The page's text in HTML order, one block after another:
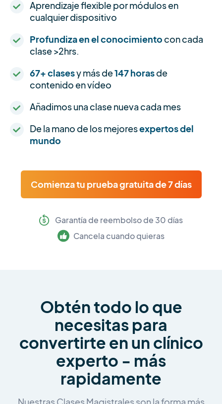
Aprendizaje flexible por módulos en
cualquier dispositivo
Profundiza en el conocimientocon cada
clase >2hrs.
67+ clasesy más de147 horasde
contenido en vídeo
Añadimos una clase nueva cada mes
De la mano de los mejoresexpertos del
mundo
Comienza tu prueba gratuita de 7 días
Garantía de reembolso de 30 días
Cancela cuando quieras
Obtén todo lo que
necesitas para
convertirte en un clínico
experto - más
rapidamente